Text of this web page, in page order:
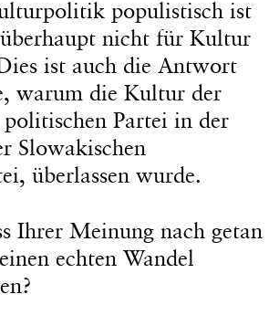
populistisch ist
nicht für Kultur
ist auch die Antwort
warum die Kultur der
politischen Partei in der
Slowakischen
überlassen wurde.
Ihrer Meinung nach getan
echten Wandel